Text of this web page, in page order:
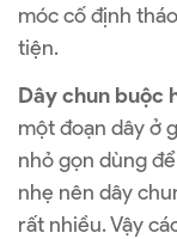
móc cố định
tiện.
Dây chun buộc
một đoạn dây ở
nhỏ gọn dùng
nhẹ nên dây
rất nhiều. Vậy